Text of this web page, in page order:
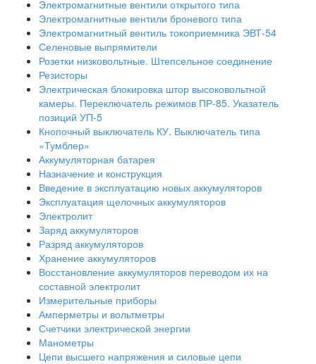
Электромагнитные вентили открытого типа
Электромагнитные вентили броневого типа
Электромагнитный вентиль токоприемника ЭВТ-54
Селеновые выпрямители
Розетки низковольтные. Штепсельное соединение
Резисторы
Электрическая блокировка штор высоковольтной
камеры. Переключатель режимов ПР-85. Указатель
позиций УП-5
Кнопочный выключатель КУ. Выключатель типа
«Тумблер»
Аккумуляторная батарея
Назначение и конструкция
Введение в эксплуатацию новых аккумуляторов
Эксплуатация щелочных аккумуляторов
Электролит
Заряд аккумуляторов
Разряд аккумуляторов
Хранение аккумуляторов
Восстановление аккумуляторов переводом их на
составной электролит
Измерительные приборы
Амперметры и вольтметры
Счетчики электрической энергии
Манометры
Цепи высшего напряжения и силовые цепи